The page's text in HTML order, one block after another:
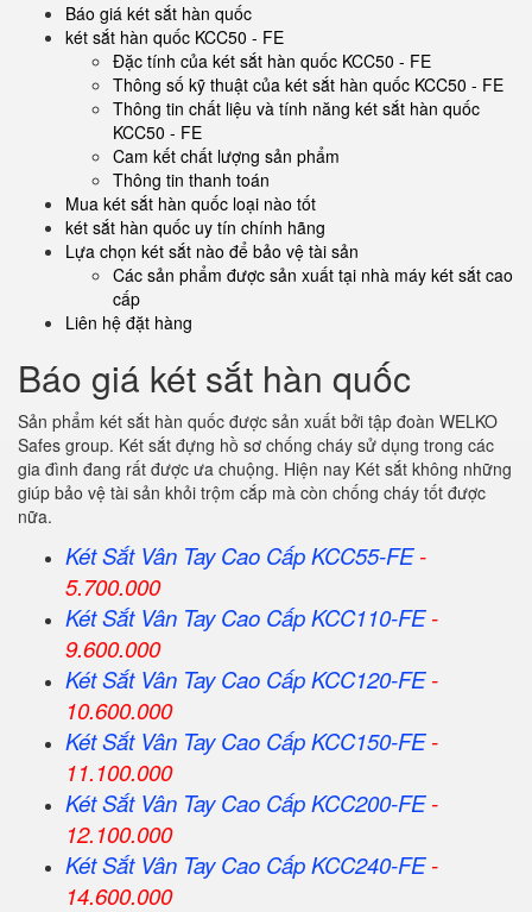
Báo giá két sắt hàn quốc
két sắt hàn quốc KCC50 - FE
Đặc tính của két sắt hàn quốc KCC50 - FE
Thông số kỹ thuật của két sắt hàn quốc KCC50 - FE
Thông tin chất liệu và tính năng két sắt hàn quốc
KCC50 - FE
Cam kết chất lượng sản phẩm
Thông tin thanh toán
Mua két sắt hàn quốc loại nào tốt
két sắt hàn quốc uy tín chính hãng
Lựa chọn két sắt nào để bảo vệ tài sản
Các sản phẩm được sản xuất tại nhà máy két sắt cao
cấp
Liên hệ đặt hàng
Báo giá két sắt hàn quốc
Sản phẩm két sắt hàn quốc được sản xuất bởi tập đoàn WELKO
Safes group. Két sắt đựng hồ sơ chống cháy sử dụng trong các
gia đình đang rất được ưa chuộng. Hiện nay Két sắt không những
giúp bảo vệ tài sản khỏi trộm cắp mà còn chống cháy tốt được
nữa.
Két Sắt Vân Tay Cao Cấp KCC55-FE-
5.700.000
Két Sắt Vân Tay Cao Cấp KCC110-FE-
9.600.000
Két Sắt Vân Tay Cao Cấp KCC120-FE-
10.600.000
Két Sắt Vân Tay Cao Cấp KCC150-FE-
11.100.000
Két Sắt Vân Tay Cao Cấp KCC200-FE-
12.100.000
Két Sắt Vân Tay Cao Cấp KCC240-FE-
14.600.000